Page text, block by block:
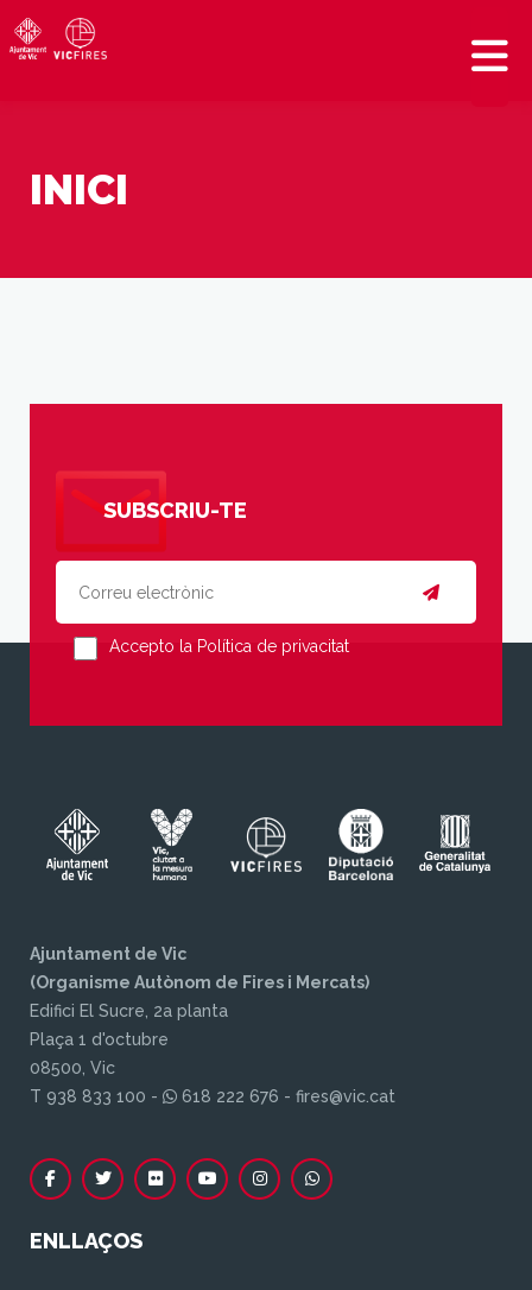
INICI
SUBSCRIU-TE
Accepto la Política de privacitat
Ajuntament de Vic
(Organisme Autònom de Fires i Mercats)
Edifici El Sucre, 2a planta
Plaça 1 d'octubre
08500, Vic
T 938 833 100 -
618 222 676 - fires@vic.cat
ENLLAÇOS